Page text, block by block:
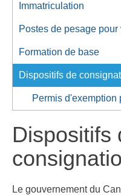
Immatriculation
Postes de pesage
Formation de base
Dispositifs de
Permis d'exemption
Dispositifs
Le gouvernement du